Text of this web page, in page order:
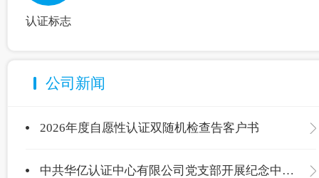
认证标志
公司新闻
2026年度自愿性认证双随机检查告客户书
中共华亿认证中心有限公司党支部开展纪念中国共产党成立105周年主题党日活动